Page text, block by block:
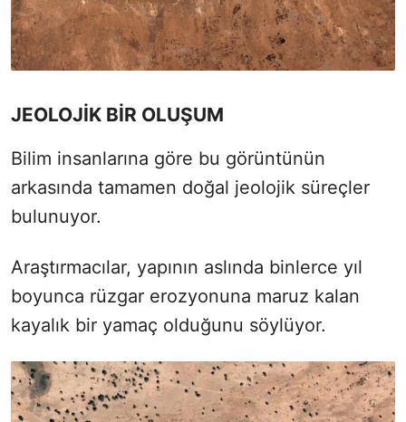
JEOLOJİK BİR OLUŞUM
Bilim insanlarına göre bu görüntünün
arkasında tamamen doğal jeolojik süreçler
bulunuyor.
Araştırmacılar, yapının aslında binlerce yıl
boyunca rüzgar erozyonuna maruz kalan
kayalık bir yamaç olduğunu söylüyor.